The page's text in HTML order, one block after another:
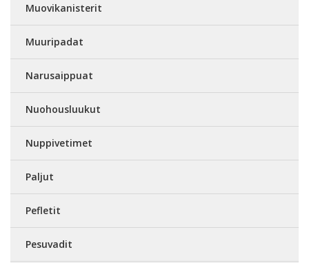
Muovikanisterit
Muuripadat
Narusaippuat
Nuohousluukut
Nuppivetimet
Paljut
Pefletit
Pesuvadit